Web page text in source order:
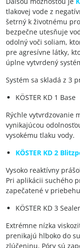
tlakovej vode z
šetrný k životnému
bezpečne utesňuje
odolný voči soliam,
pre agresívne látky,
úplne vytvrdený
Systém sa skladá z 3
KÖSTER KD 1 Base
Rýchle vytvrdzovanie
vynikajúcou
vysokému tlaku vody.
KÖSTER KD 2
Vysoko reaktívny
Pri aplikácii suchého
zapečatené v
KÖSTER KD 3 Sealer
Extrémne nízka
prenikajú hlboko do
zlúčeninu. Póry sú